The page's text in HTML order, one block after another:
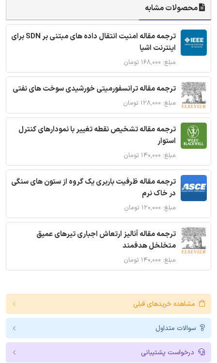
محصولات مشابه
ترجمه مقاله امنیت انتقال داده های مبتنی بر SDN برای
اینترنت اشیا
مبلغ: ۱۶۸,۰۰۰ تومان
ترجمه مقاله ترانسفورمیتی خورشیدی سوخت های نفتی
مبلغ: ۱۲۸,۰۰۰ تومان
ترجمه مقاله تشخیص نقطه تغییر با نمودارهای کنترل
استوار
مبلغ: ۱۴۰,۰۰۰ تومان
ترجمه مقاله ظرفیت باربری یک گروه از ستون های سنگی
در خاک نرم
مبلغ: ۱۲۰,۰۰۰ تومان
ترجمه مقاله آنالیز ارتعاش اجباری تیرهای عمیق
متخلخل هدفمند
مبلغ: ۱۴۰,۰۰۰ تومان
مشاهده خریدهای قبلی
سوالات متداول
درخواست پشتیبانی